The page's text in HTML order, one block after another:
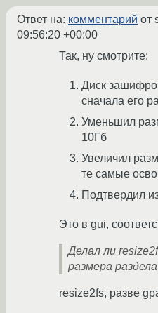
Ответ на: комментарий от
09:56:20 +00:00
Так, ну смотрите:
Диск
сначала его
Уменьшил
10Гб
Увеличил
те самые
Подтвердил
Это в gui,
Делал ли
размера
resize2fs, разве